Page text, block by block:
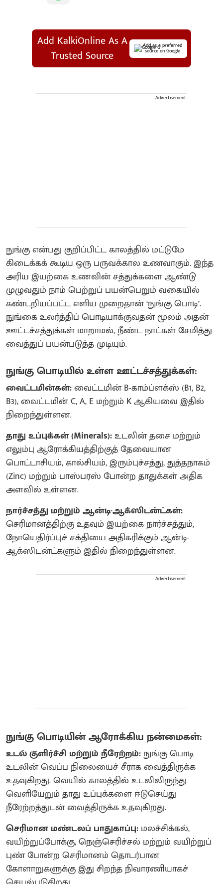
Add KalkiOnline As A
Trusted Source
Add as a preferred
source on Google
Advertisement
நுங்கு என்பது குறிப்பிட்ட காலத்தில் மட்டுமே
கிடைக்கக் கூடிய ஒரு பருவக்கால உணவாகும். இந்த
அரிய இயற்கை உணவின் சத்துக்களை ஆண்டு
முழுவதும் நாம் பெற்றுப் பயன்பெறும் வகையில்
கண்டறியப்பட்ட எளிய முறைதான் ‘நுங்கு பொடி’.
நுங்கை உலர்த்திப் பொடியாக்குவதன் மூலம் அதன்
ஊட்டச்சத்துக்கள் மாறாமல், நீண்ட நாட்கள் சேமித்து
வைத்துப் பயன்படுத்த முடியும்.
நுங்கு பொடியில் உள்ள ஊட்டச்சத்துக்கள்:
வைட்டமின்கள்:வைட்டமின் B-காம்ப்ளக்ஸ் (B1, B2,
B3), வைட்டமின் C, A, E மற்றும் K ஆகியவை இதில்
நிறைந்துள்ளன.
தாது உப்புக்கள் (Minerals):உடலின் தசை மற்றும்
எலும்பு ஆரோக்கியத்திற்குத் தேவையான
பொட்டாசியம், கால்சியம், இரும்புச்சத்து, துத்தநாகம்
(Zinc) மற்றும் பாஸ்பரஸ் போன்ற தாதுக்கள் அதிக
அளவில் உள்ளன.
நார்ச்சத்து மற்றும் ஆன்டி-ஆக்ஸிடன்ட்கள்:
செரிமானத்திற்கு உதவும் இயற்கை நார்ச்சத்தும்,
நோயெதிர்ப்புச் சக்தியை அதிகரிக்கும் ஆன்டி-
ஆக்ஸிடன்ட்களும் இதில் நிறைந்துள்ளன.
Advertisement
நுங்கு பொடியின் ஆரோக்கிய நன்மைகள்:
உடல் குளிர்ச்சி மற்றும் நீரேற்றம்:நுங்கு பொடி
உடலின் வெப்ப நிலையைச் சீராக வைத்திருக்க
உதவுகிறது. வெயில் காலத்தில் உடலிலிருந்து
வெளியேறும் தாது உப்புக்களை ஈடுசெய்து
நீரேற்றத்துடன் வைத்திருக்க உதவுகிறது.
செரிமான மண்டலப் பாதுகாப்பு: மலச்சிக்கல்,
வயிற்றுப்போக்கு, நெஞ்செரிச்சல் மற்றும் வயிற்றுப்
புண் போன்ற செரிமானம் தொடர்பான
கோளாறுகளுக்கு இது சிறந்த நிவாரணியாகச்